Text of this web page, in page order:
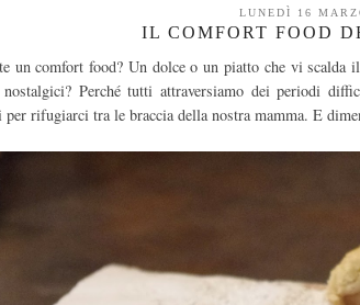
LUNEDÌ 16
IL COMFORT FOOD
un comfort food? Un dolce o un piatto che vi
Perché tutti attraversiamo dei periodi
per rifugiarci tra le braccia della nostra mamma. E